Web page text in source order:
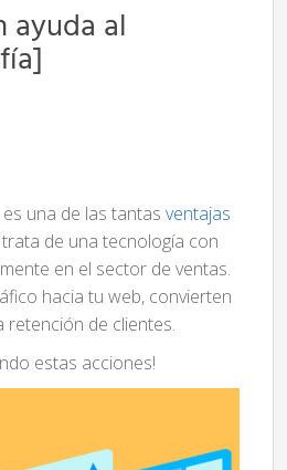
al
es una de las tantasventajas
de una tecnología con
en el sector de ventas.
hacia tu web, convierten
retención de clientes.
estas acciones!